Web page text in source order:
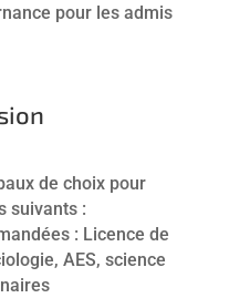
pour les admis
de choix pour
suivants :
: Licence de
AES, science